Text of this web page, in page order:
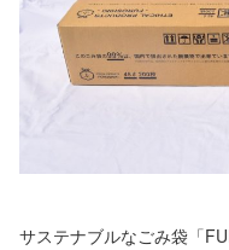
サステナブルなごみ袋「